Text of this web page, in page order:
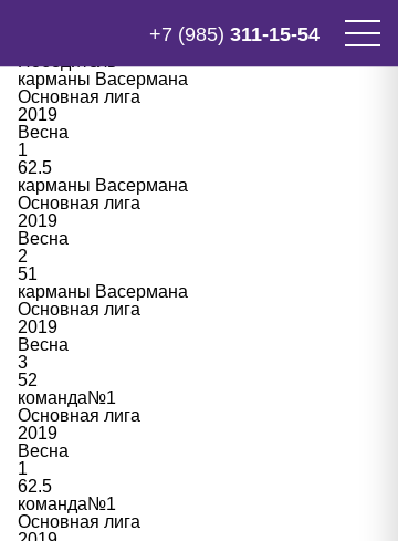
+7 (985) 311-15-54
карманы Васермана
Основная лига
2019
Весна
1
62.5
карманы Васермана
Основная лига
2019
Весна
2
51
карманы Васермана
Основная лига
2019
Весна
3
52
команда№1
Основная лига
2019
Весна
1
62.5
команда№1
Основная лига